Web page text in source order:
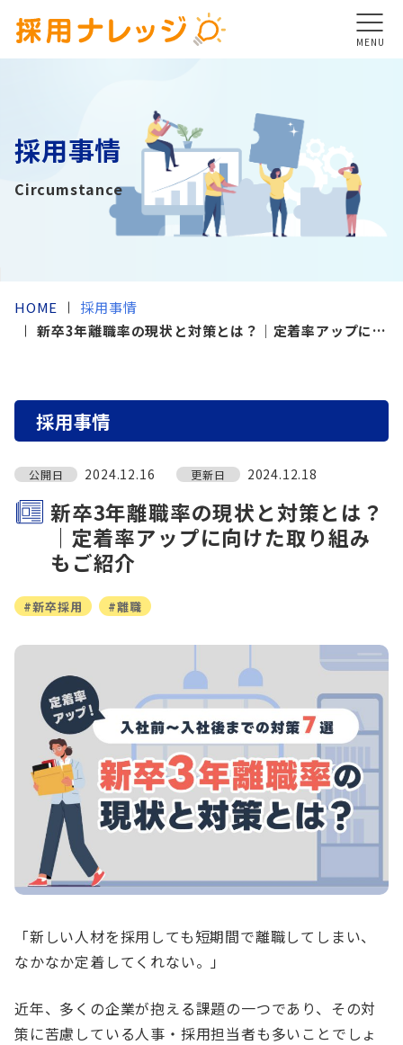
MENU
採用事情
Circumstance
HOME
採用事情
新卒3年離職率の現状と対策とは？｜定着率アップに向
採用事情
公開日 2024.12.16 更新日 2024.12.18
新卒3年離職率の現状と対策とは？
｜定着率アップに向けた取り組み
もご紹介
#新卒採用 #離職
「新しい人材を採用しても短期間で離職してしまい、
なかなか定着してくれない。」
近年、多くの企業が抱える課題の一つであり、その対
策に苦慮している人事・採用担当者も多いことでしょ